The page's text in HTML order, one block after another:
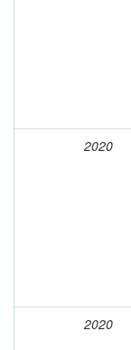
2020
2020